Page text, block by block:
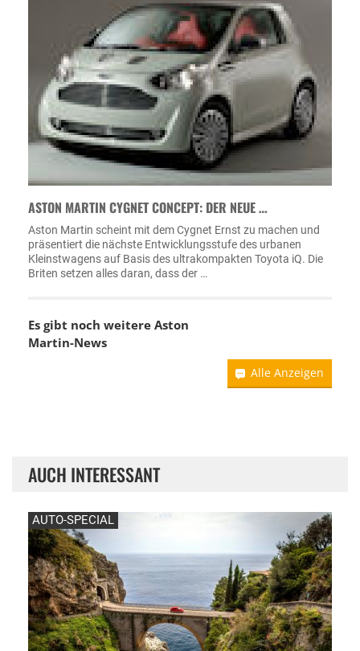
ASTON MARTIN CYGNET CONCEPT: DER NEUE …
Aston Martin scheint mit dem Cygnet Ernst zu machen und
präsentiert die nächste Entwicklungsstufe des urbanen
Kleinstwagens auf Basis des ultrakompakten Toyota iQ. Die
Briten setzen alles daran, dass der …
Es gibt noch weitere Aston
Martin-News
Alle Anzeigen
AUCH INTERESSANT
AUTO-SPECIAL